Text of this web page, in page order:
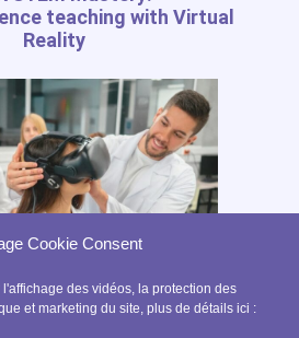
Cookie Consent
des vidéos, la protection des
et marketing du site, plus de détails ici :
teaching with Virtual
Reality